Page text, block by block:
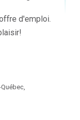
d'emploi.